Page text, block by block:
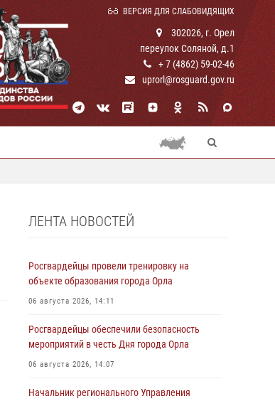
ВЕРСИЯ ДЛЯ СЛАБОВИДЯЩИХ
302026, г. Орел
переулок Соляной, д.1
+ 7 (4862) 59-02-46
uprorl@rosguard.gov.ru
ЛЕНТА НОВОСТЕЙ
Росгвардейцы провели тренировку на
объекте образования города Орла
06 августа 2026, 14:11
Росгвардейцы обеспечили безопасность
мероприятий в честь Дня города Орла
06 августа 2026, 14:07
Начальник регионального Управления